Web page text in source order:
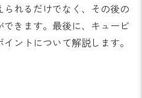
れるだけでなく、その後の
きます。最後に、キュービ
ントについて解説します。